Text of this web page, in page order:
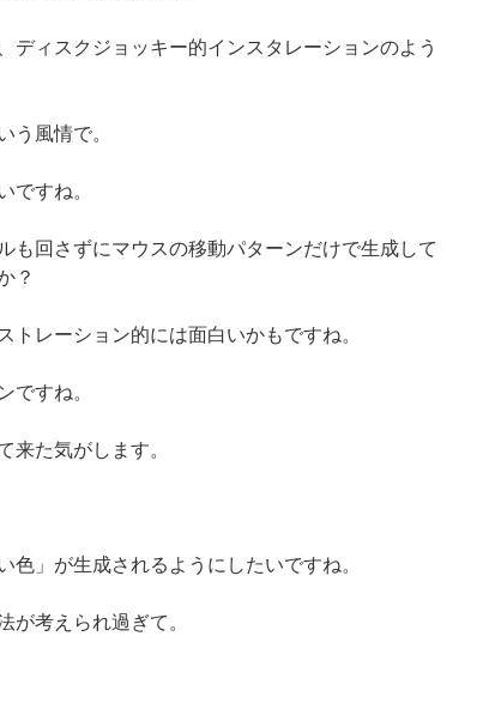
ディスクジョッキー的インスタレーションのよう
う風情で。
ですね。
も回さずにマウスの移動パターンだけで生成して
？
トレーション的には面白いかもですね。
ですね。
来た気がします。
色」が生成されるようにしたいですね。
が考えられ過ぎて。